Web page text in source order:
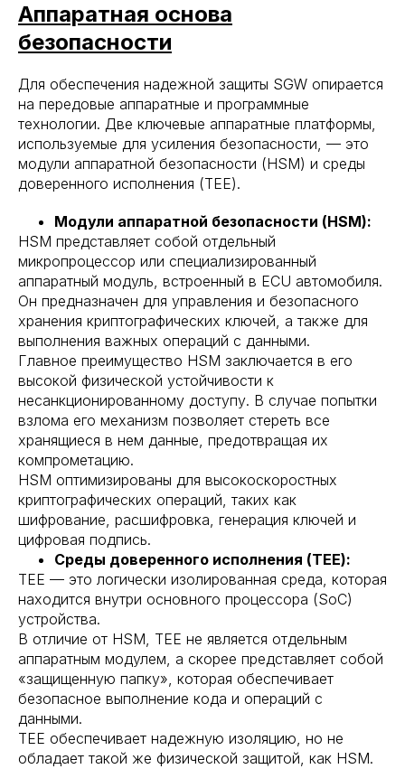
Аппаратная основа
безопасности
Для обеспечения надежной защиты SGW опирается
на передовые аппаратные и программные
технологии. Две ключевые аппаратные платформы,
используемые для усиления безопасности, — это
модули аппаратной безопасности (HSM) и среды
доверенного исполнения (TEE).
Модули аппаратной безопасности (HSM):
HSM представляет собой отдельный
микропроцессор или специализированный
аппаратный модуль, встроенный в ECU автомобиля.
Он предназначен для управления и безопасного
хранения криптографических ключей, а также для
выполнения важных операций с данными.
Главное преимущество HSM заключается в его
высокой физической устойчивости к
несанкционированному доступу. В случае попытки
взлома его механизм позволяет стереть все
хранящиеся в нем данные, предотвращая их
компрометацию.
HSM оптимизированы для высокоскоростных
криптографических операций, таких как
шифрование, расшифровка, генерация ключей и
цифровая подпись.
Среды доверенного исполнения (TEE):
TEE — это логически изолированная среда, которая
находится внутри основного процессора (SoC)
устройства.
В отличие от HSM, TEE не является отдельным
аппаратным модулем, а скорее представляет собой
«защищенную папку», которая обеспечивает
безопасное выполнение кода и операций с
данными.
TEE обеспечивает надежную изоляцию, но не
обладает такой же физической защитой, как HSM.